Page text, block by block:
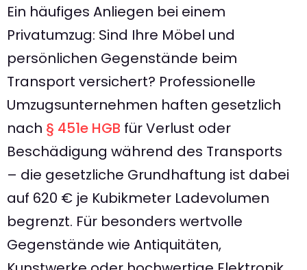
Ein häufiges Anliegen bei einem
Privatumzug: Sind Ihre Möbel und
persönlichen Gegenstände beim
Transport versichert? Professionelle
Umzugsunternehmen haften gesetzlich
nach § 451e HGB für Verlust oder
Beschädigung während des Transports
– die gesetzliche Grundhaftung ist dabei
auf 620 € je Kubikmeter Ladevolumen
begrenzt. Für besonders wertvolle
Gegenstände wie Antiquitäten,